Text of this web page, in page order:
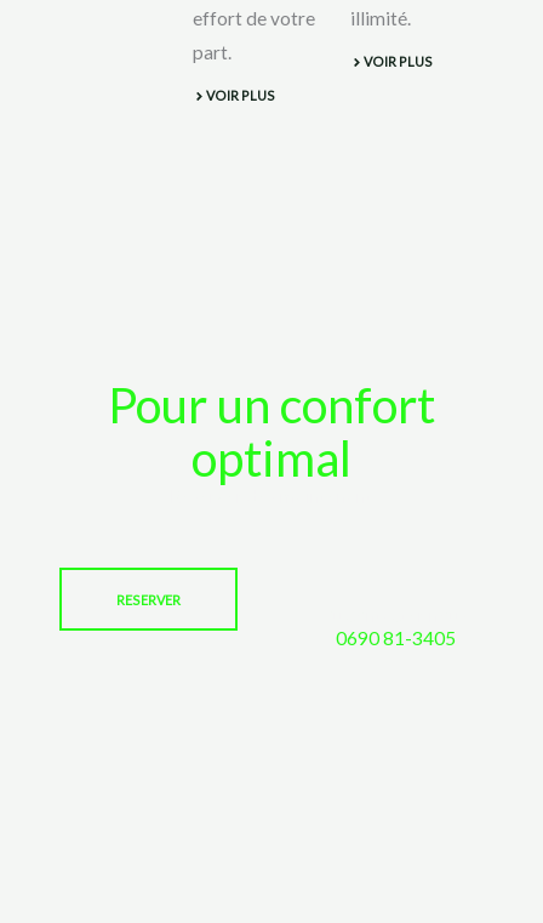
effort de votre
part.
VOIR PLUS
illimité.
VOIR PLUS
Pour un confort
optimal
RESERVER
0690 81-3405